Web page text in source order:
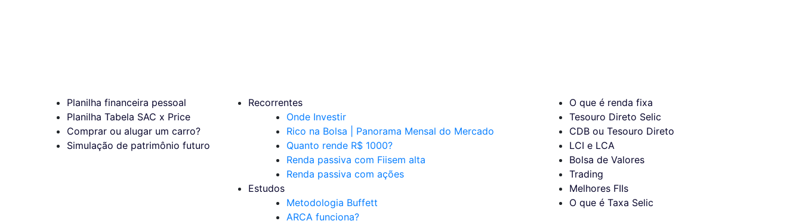
Planilha financeira pessoal
Planilha Tabela SAC x Price
Comprar ou alugar um carro?
Simulação de patrimônio futuro
Recorrentes
Onde Investir
Rico na Bolsa | Panorama Mensal do Mercado
Quanto rende R$ 1000?
Renda passiva com Fiisem alta
Renda passiva com ações
Estudos
Metodologia Buffett
ARCA funciona?
O que é renda fixa
Tesouro Direto Selic
CDB ou Tesouro Direto
LCI e LCA
Bolsa de Valores
Trading
Melhores FIIs
O que é Taxa Selic